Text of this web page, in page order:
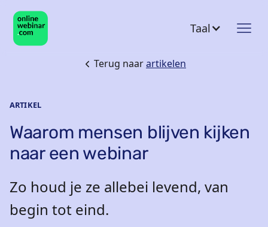
Taal
Terug naarartikelen
ARTIKEL
Waarom mensen blijven kijken
naar een webinar
Zo houd je ze allebei levend, van
begin tot eind.